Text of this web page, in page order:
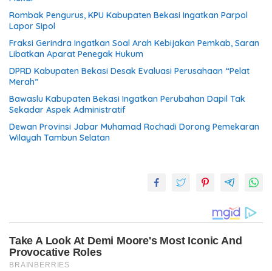
Rombak Pengurus, KPU Kabupaten Bekasi Ingatkan Parpol
Lapor Sipol
Fraksi Gerindra Ingatkan Soal Arah Kebijakan Pemkab, Saran
Libatkan Aparat Penegak Hukum
DPRD Kabupaten Bekasi Desak Evaluasi Perusahaan “Pelat
Merah”
Bawaslu Kabupaten Bekasi Ingatkan Perubahan Dapil Tak
Sekadar Aspek Administratif
Dewan Provinsi Jabar Muhamad Rochadi Dorong Pemekaran
Wilayah Tambun Selatan